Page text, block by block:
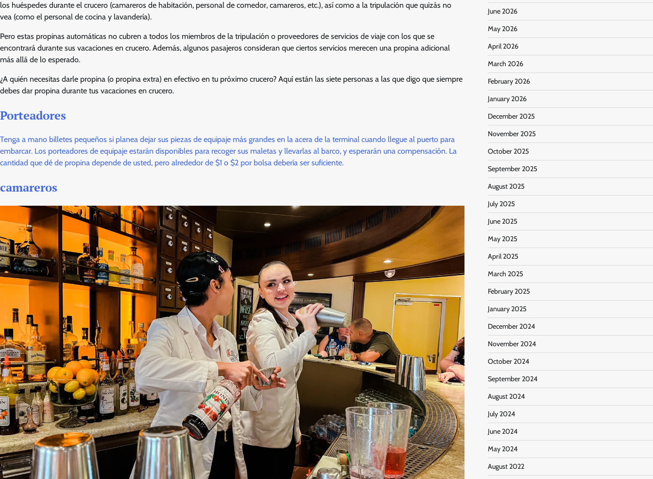
los huéspedes durante el crucero (camareros de habitación, personal de comedor, camareros, etc.), así como a la tripulación que quizás no
vea (como el personal de cocina y lavandería).
Pero estas propinas automáticas no cubren a todos los miembros de la tripulación o proveedores de servicios de viaje con los que se
encontrará durante sus vacaciones en crucero. Además, algunos pasajeros consideran que ciertos servicios merecen una propina adicional
más allá de lo esperado.
¿A quién necesitas darle propina (o propina extra) en efectivo en tu próximo crucero? Aquí están las siete personas a las que digo que siempre
debes dar propina durante tus vacaciones en crucero.
Porteadores
Tenga a mano billetes pequeños si planea dejar sus piezas de equipaje más grandes en la acera de la terminal cuando llegue al puerto para
embarcar. Los porteadores de equipaje estarán disponibles para recoger sus maletas y llevarlas al barco, y esperarán una compensación. La
cantidad que dé de propina depende de usted, pero alrededor de $1 o $2 por bolsa debería ser suficiente.
camareros
June 2026
May 2026
April 2026
March 2026
February 2026
January 2026
December 2025
November 2025
October 2025
September 2025
August 2025
July 2025
June 2025
May 2025
April 2025
March 2025
February 2025
January 2025
December 2024
November 2024
October 2024
September 2024
August 2024
July 2024
June 2024
May 2024
August 2022